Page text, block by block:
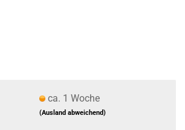
ca. 1 Woche
(Ausland abweichend)